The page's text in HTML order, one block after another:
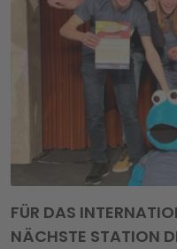
FÜR DAS
NÄCHSTE STATION